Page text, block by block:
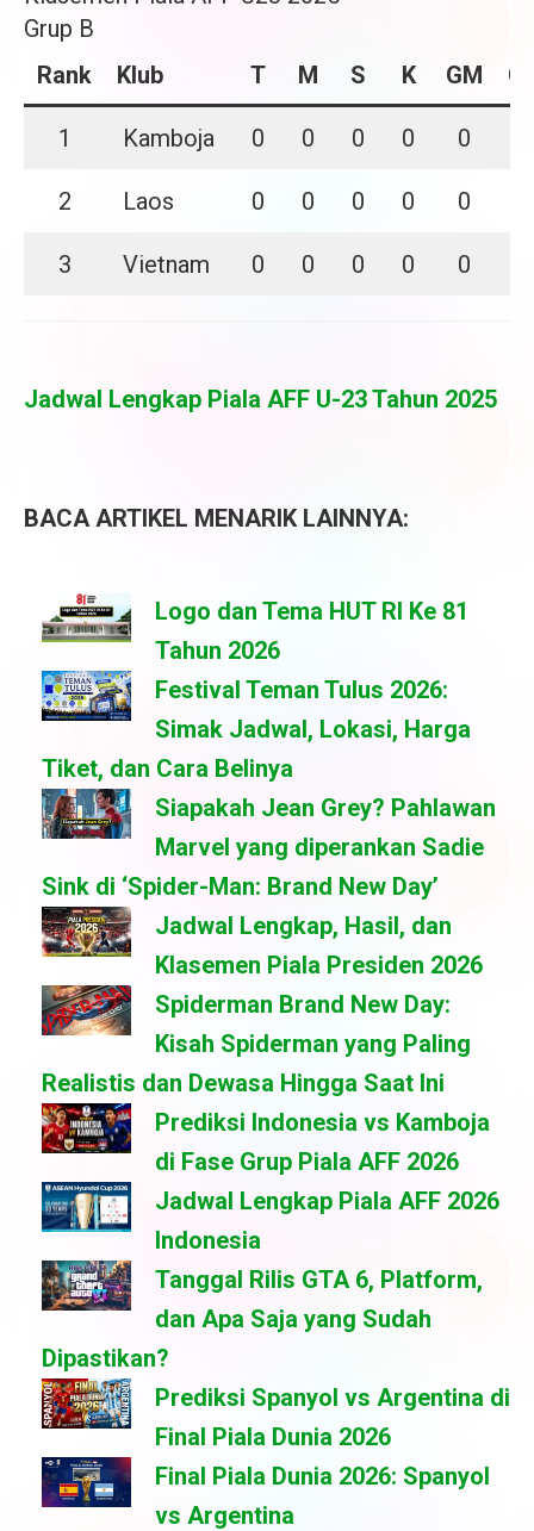
Grup B
Rank
Klub T M S K GM
1 Kamboja 0 0 0 0 0
2 Laos 0 0 0 0 0
3 Vietnam 0 0 0 0 0
Jadwal Lengkap Piala AFF U-23 Tahun 2025
BACA ARTIKEL MENARIK LAINNYA:
Logo dan Tema HUT RI Ke 81
Tahun 2026
Festival Teman Tulus 2026:
Simak Jadwal, Lokasi, Harga
Tiket, dan Cara Belinya
Siapakah Jean Grey? Pahlawan
Marvel yang diperankan Sadie
Sink di ‘Spider-Man: Brand New Day’
Jadwal Lengkap, Hasil, dan
Klasemen Piala Presiden 2026
Spiderman Brand New Day:
Kisah Spiderman yang Paling
Realistis dan Dewasa Hingga Saat Ini
Prediksi Indonesia vs Kamboja
di Fase Grup Piala AFF 2026
Jadwal Lengkap Piala AFF 2026
Indonesia
Tanggal Rilis GTA 6, Platform,
dan Apa Saja yang Sudah
Dipastikan?
Prediksi Spanyol vs Argentina di
Final Piala Dunia 2026
Final Piala Dunia 2026: Spanyol
vs Argentina